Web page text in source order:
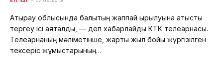
Атырау облысында балықтың жаппай қырылуына қатысты
тергеу ісі аяқталды, — деп хабарлайды КТК телеарнасы.
Телеарнаның мәліметінше, жарты жыл бойы жүргізілген
тексеріс жұмыстарының…